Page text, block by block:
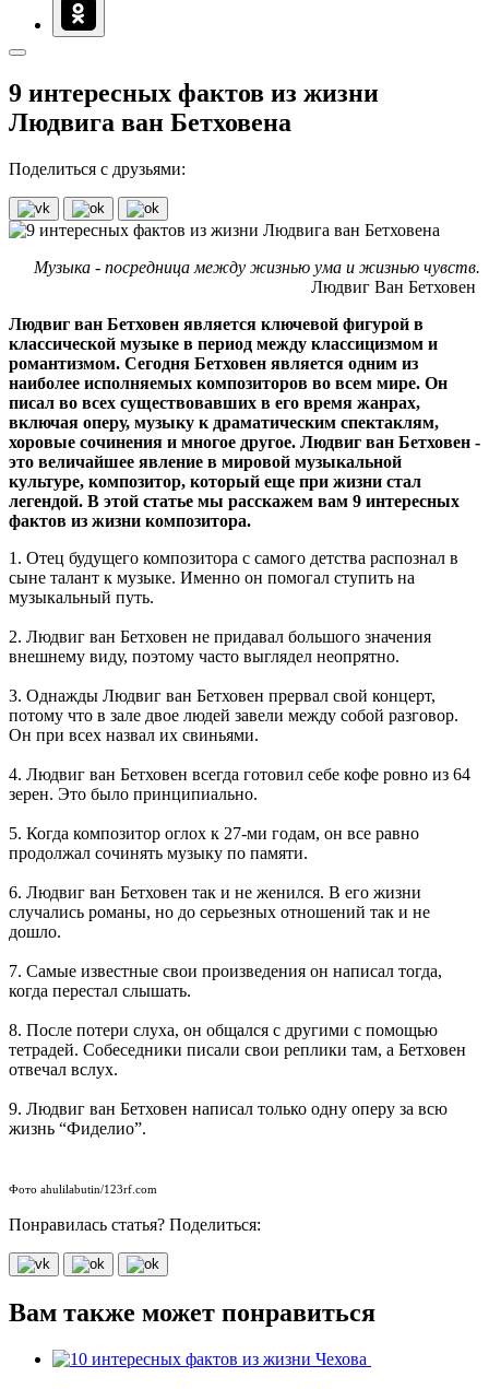
9 интересных фактов из жизни
Людвига ван Бетховена
Поделиться с друзьями:
Музыка - посредница между жизнью ума и жизнью чувств.
Людвиг Ван Бетховен
Людвиг ван Бетховен является ключевой фигурой в
классической музыке в период между классицизмом и
романтизмом. Сегодня Бетховен является одним из
наиболее исполняемых композиторов во всем мире. Он
писал во всех существовавших в его время жанрах,
включая оперу, музыку к драматическим спектаклям,
хоровые сочинения и многое другое. Людвиг ван Бетховен -
это величайшее явление в мировой музыкальной
культуре, композитор, который еще при жизни стал
легендой. В этой статье мы расскажем вам 9 интересных
фактов из жизни композитора.
1. Отец будущего композитора с самого детства распознал в
сыне талант к музыке. Именно он помогал ступить на
музыкальный путь.
2. Людвиг ван Бетховен не придавал большого значения
внешнему виду, поэтому часто выглядел неопрятно.
3. Однажды Людвиг ван Бетховен прервал свой концерт,
потому что в зале двое людей завели между собой разговор.
Он при всех назвал их свиньями.
4. Людвиг ван Бетховен всегда готовил себе кофе ровно из 64
зерен. Это было принципиально.
5. Когда композитор оглох к 27-ми годам, он все равно
продолжал сочинять музыку по памяти.
6. Людвиг ван Бетховен так и не женился. В его жизни
случались романы, но до серьезных отношений так и не
дошло.
7. Самые известные свои произведения он написал тогда,
когда перестал слышать.
8. После потери слуха, он общался с другими с помощью
тетрадей. Собеседники писали свои реплики там, а Бетховен
отвечал вслух.
9. Людвиг ван Бетховен написал только одну оперу за всю
жизнь “Фиделио”.
Фото ahulilabutin/123rf.com
Понравилась статья? Поделиться:
Вам также может понравиться